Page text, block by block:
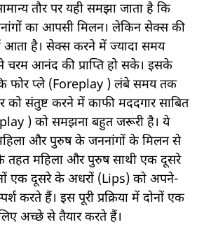
तौर पर यही समझा जाता है कि
का आपसी मिलन। लेकिन सेक्स की
आता है। सेक्स करने में ज्यादा समय
चरम आनंद की प्राप्ति हो सके। इसके
फोर प्ले (Foreplay ) लंबे समय तक
को संतुष्ट करने में काफी मददगार साबित
) को समझना बहुत जरूरी है। ये
महिला और पुरुष के जननांगों के मिलन से
तहत महिला और पुरुष साथी एक दूसरे
एक दूसरे के अधरों (Lips) को अपने-
करते हैं। इस पूरी प्रक्रिया में दोनों एक
अच्छे से तैयार करते हैं।